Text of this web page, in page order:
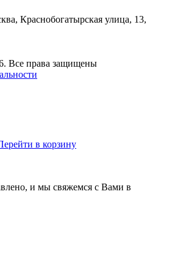
Краснобогатырская улица, 13,
Все права защищены
в корзину
и мы свяжемся с Вами в